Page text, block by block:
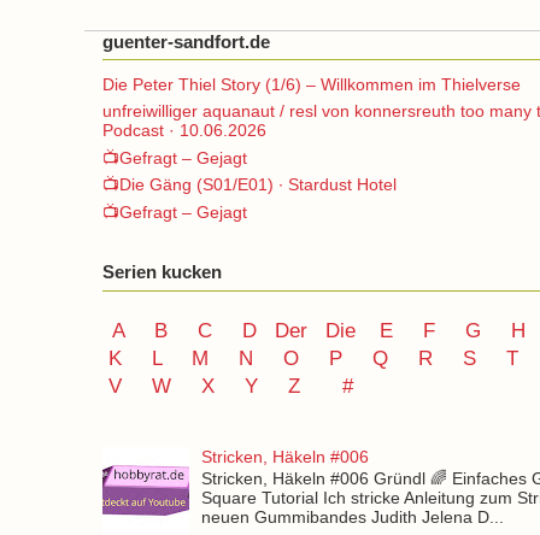
guenter-sandfort.de
Die Peter Thiel Story (1/6) – Willkommen im Thielverse
unfreiwilliger aquanaut / resl von konnersreuth too many
Podcast · 10.06.2026
📺Gefragt – Gejagt
📺Die Gäng (S01/E01) ∙ Stardust Hotel
📺Gefragt – Gejagt
Serien kucken
A B C D Der Die E F G
H
K
L M N O P Q R S
T
V
W X Y Z #
Stricken, Häkeln #006
Stricken, Häkeln #006 Gründl 🌈 Einfaches
Square Tutorial Ich stricke Anleitung zum
neuen Gummibandes Judith Jelena D...